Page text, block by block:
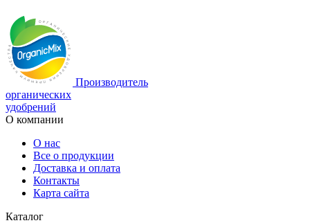
Производитель
органических
удобрений
О компании
О нас
Все о продукции
Доставка и оплата
Контакты
Карта сайта
Каталог